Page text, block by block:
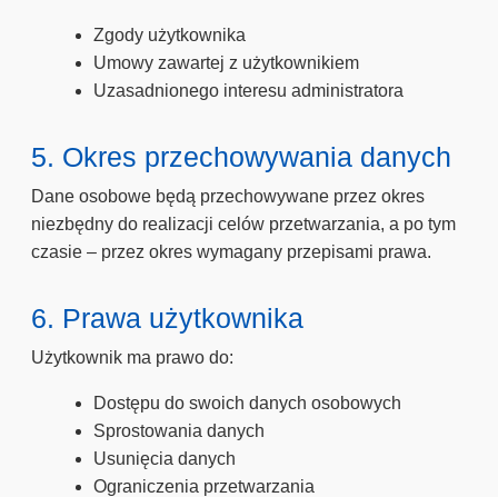
Zgody użytkownika
Umowy zawartej z użytkownikiem
Uzasadnionego interesu administratora
5. Okres przechowywania danych
Dane osobowe będą przechowywane przez okres
niezbędny do realizacji celów przetwarzania, a po tym
czasie – przez okres wymagany przepisami prawa.
6. Prawa użytkownika
Użytkownik ma prawo do:
Dostępu do swoich danych osobowych
Sprostowania danych
Usunięcia danych
Ograniczenia przetwarzania